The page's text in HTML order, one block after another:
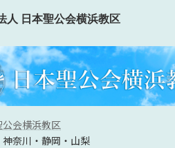
人 日本聖公会横浜教区
公会横浜教区
奈川・静岡・山梨